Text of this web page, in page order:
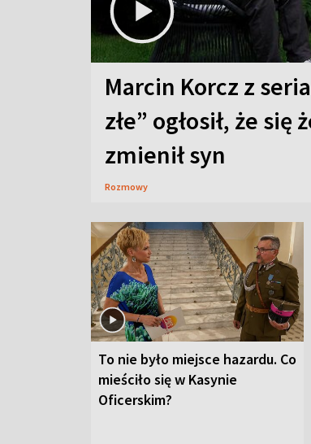
Marcin Korcz z
złe” ogłosił, że się
zmienił syn
Rozmowy
To nie było miejsce hazardu. Co
mieściło się w Kasynie
Oficerskim?